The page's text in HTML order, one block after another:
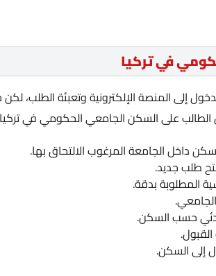
في تركيا
إلى المنصة الإلكترونية وتعبئة الطلب،
الطالب على السكن الجامعي الحكومي في
داخل الجامعة المرغوب الالتحاق بها.
طلب جديد.
المطلوبة بدقة.
حسب السكن.
إلى السكن.